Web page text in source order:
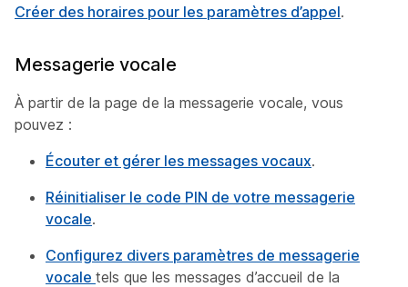
Créer des horaires pour les paramètres d’appel.
Messagerie vocale
À partir de la page de la messagerie vocale, vous
pouvez :
Écouter et gérer les messages vocaux.
Réinitialiser le code PIN de votre messagerie
vocale.
Configurez divers paramètres de messagerie
vocale tels que les messages d’accueil de la